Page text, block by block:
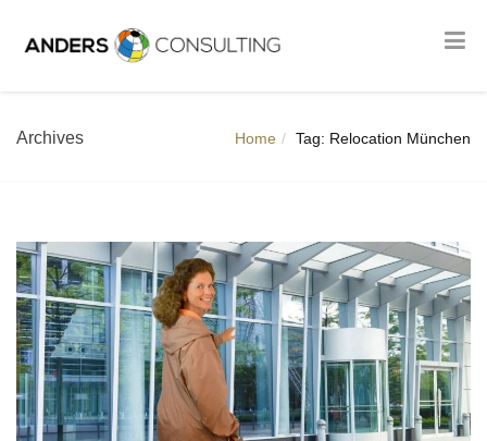
Archives Home Tag: Relocation München